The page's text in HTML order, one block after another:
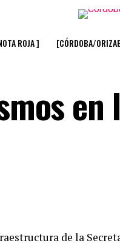
ROJA ] [CÓRDOBA/
en
de la